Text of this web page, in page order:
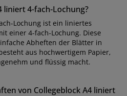
liniert 4-fach-Lochung?
Lochung ist ein liniertes
einer 4-fach-Lochung. Diese
Abheften der Blätter in
aus hochwertigem Papier,
und flüssig macht.
von Collegeblock A4 liniert